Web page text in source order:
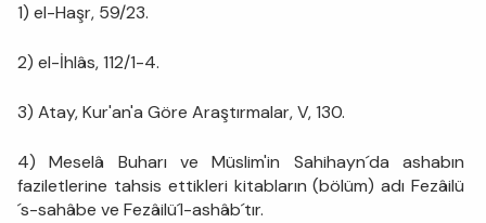
1) el-Haşr, 59/23.
2) el-İhlâs, 112/1-4.
3) Atay, Kur'an'a Göre Araştırmalar, V, 130.
4) Meselâ Buharı ve Müslim'in Sahihayn´da ashabın
faziletlerine tahsis ettikleri kitabların (bölüm) adı Fezâilü
´s-sahâbe ve Fezâilü´l-ashâb´tır.